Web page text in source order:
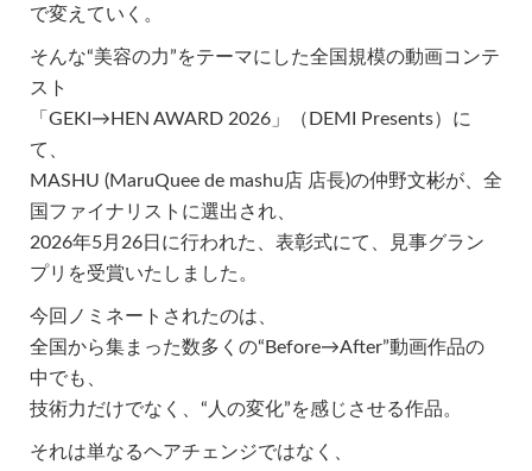
で変えていく。
そんな“美容の力”をテーマにした全国規模の動画コンテ
スト
「GEKI→HEN AWARD 2026」（DEMI Presents）に
て、
MASHU (MaruQuee de mashu店 店長)の仲野文彬が、全
国ファイナリストに選出され、
2026年5月26日に行われた、表彰式にて、見事グラン
プリを受賞いたしました。
今回ノミネートされたのは、
全国から集まった数多くの“Before→After”動画作品の
中でも、
技術力だけでなく、“人の変化”を感じさせる作品。
それは単なるヘアチェンジではなく、